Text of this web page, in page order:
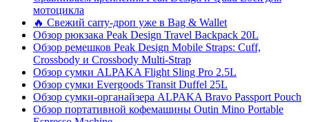
мотоцикла
🔥 Свежий carry-дроп уже в Bag & Wallet
Обзор рюкзака Peak Design Travel Backpack 20L
Обзор ремешков Peak Design Mobile Straps: Cuff,
Crossbody и Crossbody Multi-Strap
Обзор сумки ALPAKA Flight Sling Pro 2.5L
Обзор сумки Evergoods Transit Duffel 25L
Обзор сумки-органайзера ALPAKA Bravo Passport Pouch
Обзор портативной кофемашины Outin Mino Portable